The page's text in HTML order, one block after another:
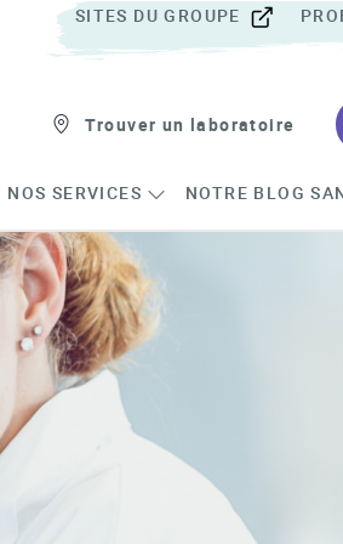
SITES DU GROUPE
Trouver un laboratoire
NOS SERVICES NOTRE BLOG